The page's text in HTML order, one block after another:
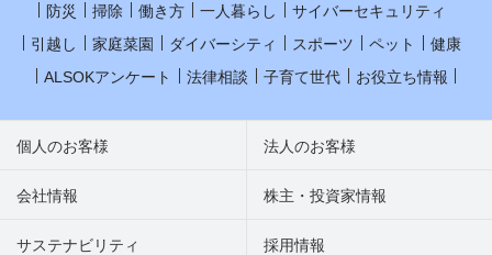
防災
掃除 働き方 一人暮らし
サイバーセキュリティ
引越し
家庭菜園 ダイバーシティ スポーツ ペット
健康
ALSOKアンケート
法律相談 子育て世代 お役立ち情報
個人のお客様 法人のお客様
会社情報 株主・投資家情報
サステナビリティ 採用情報